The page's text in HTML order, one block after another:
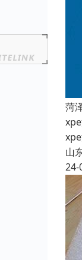
菏
山
24-